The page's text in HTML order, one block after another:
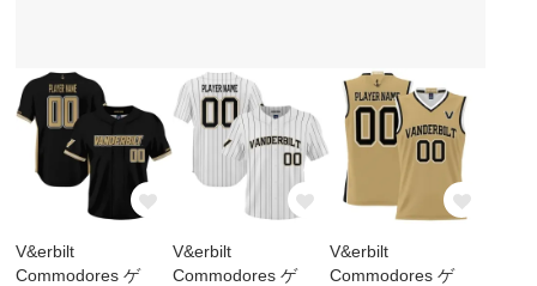
V&erbilt
Commodores ゲ
V&erbilt
Commodores ゲ
V&erbilt
Commodores ゲ